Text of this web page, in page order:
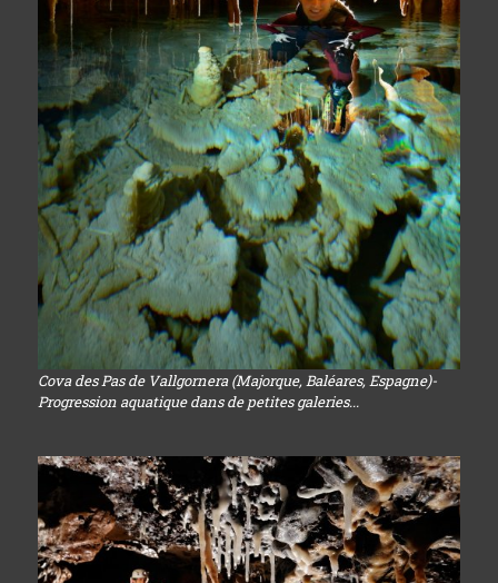
Cova des Pas de Vallgornera (Majorque, Baléares, Espagne)-
Progression aquatique dans de petites galeries...